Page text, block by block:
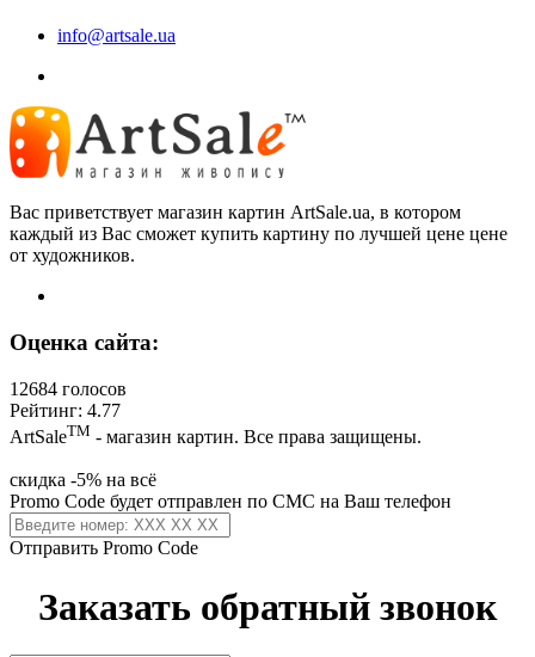
info@artsale.ua
Вас приветствует магазин картин ArtSale.ua, в котором
каждый из Вас сможет купить картину по лучшей цене цене
от художников.
Оценка сайта:
12684 голосов
Рейтинг: 4.77
ArtSaleТМ - магазин картин. Все права защищены.
скидка -5% на всё
Promo Code будет отправлен по СМС на Ваш телефон
Отправить Promo Code
Заказать обратный звонок